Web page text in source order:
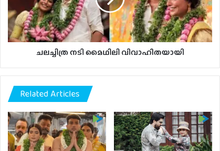
ചലച്ചിത്ര നടി മൈഥിലി വിവാഹിതയായി
Related Articles